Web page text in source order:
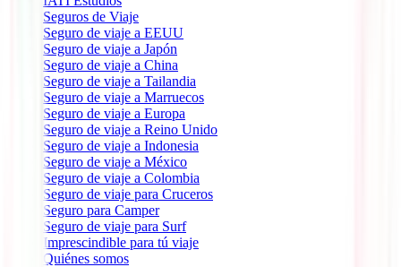
Seguros de Viaje
Seguro de viaje a EEUU
Seguro de viaje a Japón
Seguro de viaje a China
Seguro de viaje a Tailandia
Seguro de viaje a Marruecos
Seguro de viaje a Europa
Seguro de viaje a Reino Unido
Seguro de viaje a Indonesia
Seguro de viaje a México
Seguro de viaje a Colombia
Seguro de viaje para Cruceros
Seguro para Camper
Seguro de viaje para Surf
Imprescindible para tú viaje
Quiénes somos